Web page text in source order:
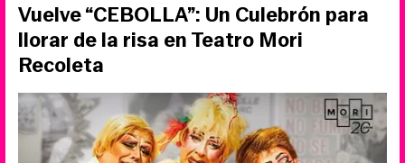
Vuelve “CEBOLLA”: Un Culebrón para
llorar de la risa en Teatro Mori
Recoleta